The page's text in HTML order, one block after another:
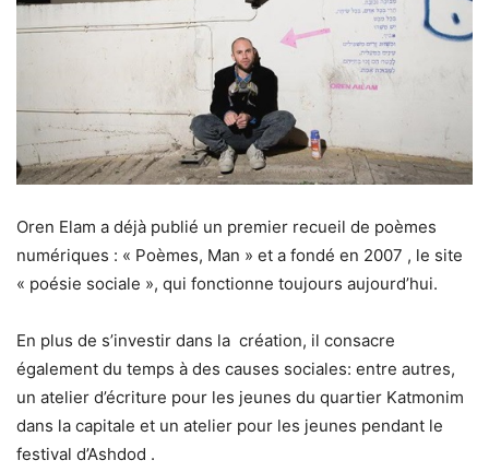
Oren Elam a déjà publié un premier recueil de poèmes
numériques : « Poèmes, Man » et a fondé en 2007 , le site
« poésie sociale », qui fonctionne toujours aujourd’hui.
En plus de s’investir dans la création, il consacre
également du temps à des causes sociales: entre autres,
un atelier d’écriture pour les jeunes du quartier Katmonim
dans la capitale et un atelier pour les jeunes pendant le
festival d’Ashdod .